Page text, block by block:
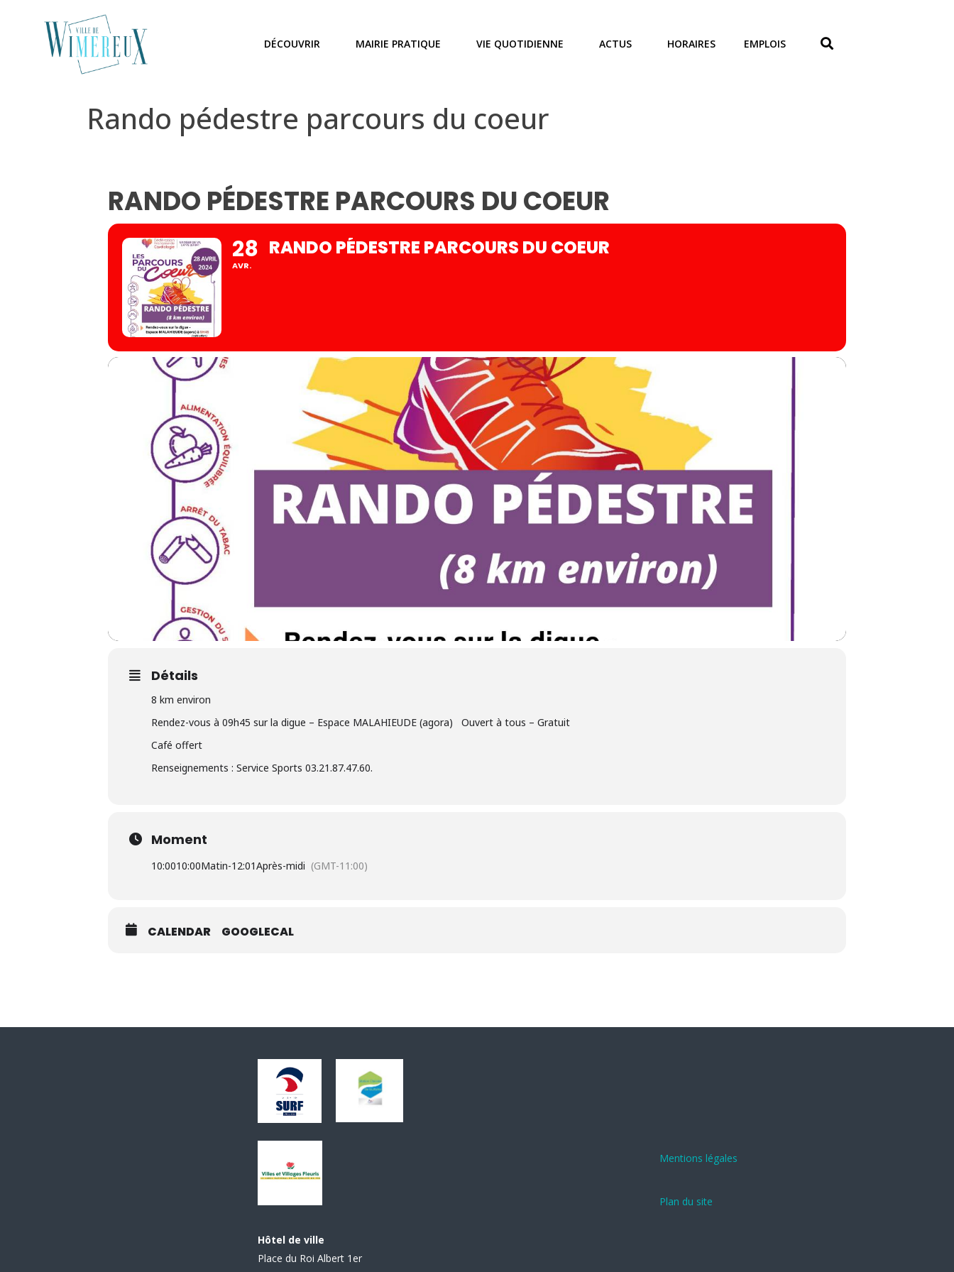
DÉCOUVRIR MAIRIE PRATIQUE VIE QUOTIDIENNE ACTUS HORAIRES EMPLOIS
Rando pédestre parcours du coeur
RANDO PÉDESTRE PARCOURS DU COEUR
28
AVR.
RANDO PÉDESTRE PARCOURS DU COEUR
Détails
8 km environ
Rendez-vous à 09h45 sur la digue – Espace MALAHIEUDE (agora) Ouvert à tous – Gratuit
Café offert
Renseignements : Service Sports 03.21.87.47.60.
Moment
10:0010:00Matin-12:01Après-midi (GMT-11:00)
CALENDAR GOOGLECAL
Hôtel de ville
Place du Roi Albert 1er
Mentions légales
Plan du site